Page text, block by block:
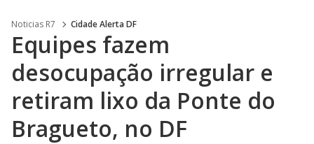
Noticias R7 Cidade Alerta DF
Equipes fazem
desocupação irregular e
retiram lixo da Ponte do
Bragueto, no DF